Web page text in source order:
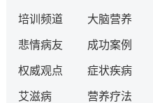
培训频道 大脑营养
悲情病友 成功案例
权威观点 症状疾病
艾滋病 营养疗法